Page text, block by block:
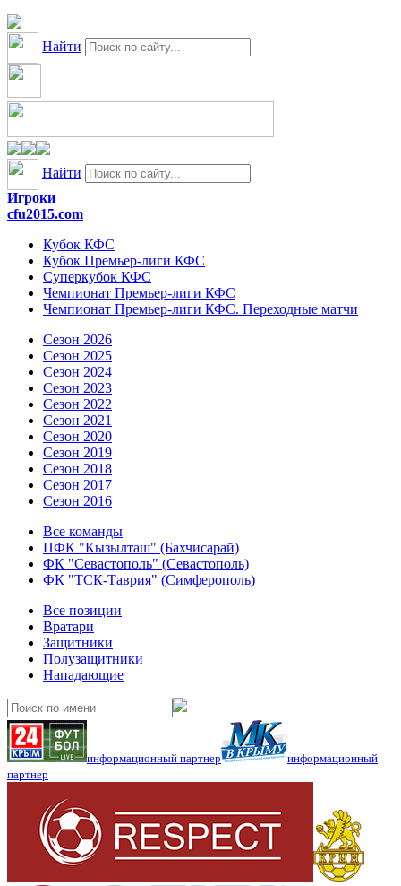
Найти
Найти
Игроки
cfu2015.com
Кубок КФС
Кубок Премьер-лиги КФС
Суперкубок КФС
Чемпионат Премьер-лиги КФС
Чемпионат Премьер-лиги КФС. Переходные матчи
Сезон 2026
Сезон 2025
Сезон 2024
Сезон 2023
Сезон 2022
Сезон 2021
Сезон 2020
Сезон 2019
Сезон 2018
Сезон 2017
Сезон 2016
Все команды
ПФК "Кызылташ" (Бахчисарай)
ФК "Севастополь" (Севастополь)
ФК "ТСК-Таврия" (Симферополь)
Все позиции
Вратари
Защитники
Полузащитники
Нападающие
информационный партнер
информационный
партнер